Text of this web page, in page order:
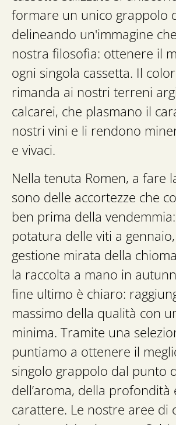
formare un unico grappolo
delineando un'immagine
nostra filosofia: ottenere il
ogni singola cassetta. Il
rimanda ai nostri terreni
calcarei, che plasmano il
nostri vini e li rendono
e vivaci.
Nella tenuta Romen, a fare
sono delle accortezze che
ben prima della vendemmia:
potatura delle viti a
gestione mirata della
la raccolta a mano in
fine ultimo è chiaro:
massimo della qualità con
minima. Tramite una
puntiamo a ottenere il
singolo grappolo dal punto
dell’aroma, della profondità
carattere. Le nostre aree di